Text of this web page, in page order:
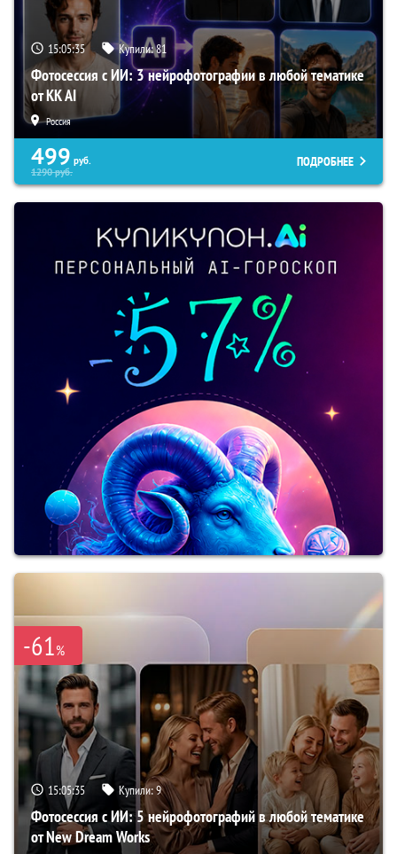
15:05:34 Купили:81
Фотосессия с ИИ: 3 нейрофотографии в любой тематике
от KK AI
Россия
499 руб.
1290руб.
ПОДРОБНЕЕ
-61%
15:05:34 Купили:9
Фотосессия с ИИ: 5 нейрофотографий в любой тематике
от New Dream Works